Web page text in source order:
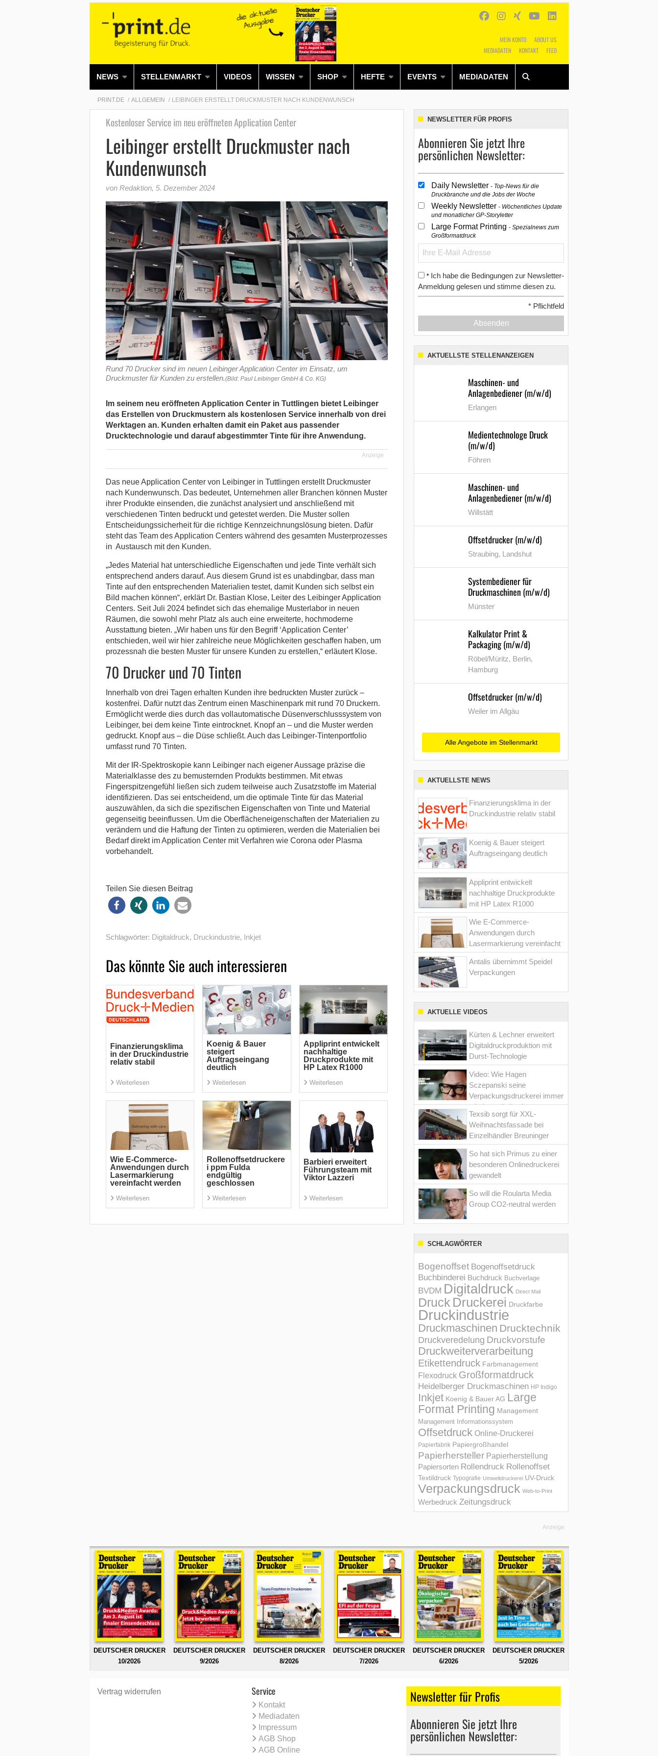
MEIN KONTO
ABOUT US
MEDIADATEN
KONTAKT FEED
NEWS STELLENMARKT VIDEOS WISSEN SHOP HEFTE EVENTS MEDIADATEN
Alles Shop SUCHEN
PRINT.DE ALLGEMEIN LEIBINGER ERSTELLT DRUCKMUSTER NACH KUNDENWUNSCH
Kostenloser Service im neu eröffneten Application Center
Leibinger erstellt Druckmuster nach
Kundenwunsch
von Redaktion, 5. Dezember 2024
Rund 70 Drucker sind im neuen Leibinger Application Center im Einsatz, um
Druckmuster für Kunden zu erstellen.(Bild: Paul Leibinger GmbH & Co. KG)
Im seinem neu eröffneten Application Center in Tuttlingen bietet Leibinger
das Erstellen von Druckmustern als kostenlosen Service innerhalb von drei
Werktagen an. Kunden erhalten damit ein Paket aus passender
Drucktechnologie und darauf abgestimmter Tinte für ihre Anwendung.
Anzeige
Das neue Application Center von Leibinger in Tuttlingen erstellt Druckmuster
nach Kundenwunsch. Das bedeutet, Unternehmen aller Branchen können Muster
ihrer Produkte einsenden, die zunächst analysiert und anschließend mit
verschiedenen Tinten bedruckt und getestet werden. Die Muster sollen
Entscheidungssicherheit für die richtige Kennzeichnungslösung bieten. Dafür
steht das Team des Application Centers während des gesamten Musterprozesses
in Austausch mit den Kunden.
„Jedes Material hat unterschiedliche Eigenschaften und jede Tinte verhält sich
entsprechend anders darauf. Aus diesem Grund ist es unabdingbar, dass man
Tinte auf den entsprechenden Materialien testet, damit Kunden sich selbst ein
Bild machen können“, erklärt Dr. Bastian Klose, Leiter des Leibinger Application
Centers. Seit Juli 2024 befindet sich das ehemalige Musterlabor in neuen
Räumen, die sowohl mehr Platz als auch eine erweiterte, hochmoderne
Ausstattung bieten. „Wir haben uns für den Begriff ‘Application Center’
entschieden, weil wir hier zahlreiche neue Möglichkeiten geschaffen haben, um
prozessnah die besten Muster für unsere Kunden zu erstellen,“ erläutert Klose.
70 Drucker und 70 Tinten
Innerhalb von drei Tagen erhalten Kunden ihre bedruckten Muster zurück –
kostenfrei. Dafür nutzt das Zentrum einen Maschinenpark mit rund 70 Druckern.
Ermöglicht werde dies durch das vollautomatische Düsenverschlusssystem von
Leibinger, bei dem keine Tinte eintrocknet. Knopf an – und die Muster werden
gedruckt. Knopf aus – die Düse schließt. Auch das Leibinger-Tintenportfolio
umfasst rund 70 Tinten.
Mit der IR-Spektroskopie kann Leibinger nach eigener Aussage präzise die
Materialklasse des zu bemusternden Produkts bestimmen. Mit etwas
Fingerspitzengefühl ließen sich zudem teilweise auch Zusatzstoffe im Material
identifizieren. Das sei entscheidend, um die optimale Tinte für das Material
auszuwählen, da sich die spezifischen Eigenschaften von Tinte und Material
gegenseitig beeinflussen. Um die Oberflächeneigenschaften der Materialien zu
verändern und die Haftung der Tinten zu optimieren, werden die Materialien bei
Bedarf direkt im Application Center mit Verfahren wie Corona oder Plasma
vorbehandelt.
Teilen Sie diesen Beitrag
Schlagwörter: Digitaldruck, Druckindustrie, Inkjet
Das könnte Sie auch interessieren
Finanzierungsklima
in der Druckindustrie
relativ stabil
Weiterlesen
Koenig & Bauer
steigert
Auftragseingang
deutlich
Weiterlesen
Appliprint entwickelt
nachhaltige
Druckprodukte mit
HP Latex R1000
Weiterlesen
Wie E-Commerce-
Anwendungen durch
Lasermarkierung
vereinfacht werden
Weiterlesen
Rollenoffsetdruckere
i ppm Fulda
endgültig
geschlossen
Weiterlesen
Barbieri erweitert
Führungsteam mit
Viktor Lazzeri
Weiterlesen
NEWSLETTER FÜR PROFIS
Abonnieren Sie jetzt Ihre
persönlichen Newsletter:
Daily Newsletter Top-News für die
Druckbranche und die Jobs der Woche
Weekly Newsletter Wöchentliches Update
und monatlicher GP-Storyletter
Large Format Printing Spezialnews zum
Großformatdruck
* Ich habe die Bedingungen zur Newsletter-
Anmeldung gelesen und stimme diesen zu.
* Pflichtfeld
Absenden
AKTUELLSTE STELLENANZEIGEN
Maschinen- und
Anlagenbediener (m/w/d)
Erlangen
Medientechnologe Druck
(m/w/d)
Föhren
Maschinen- und
Anlagenbediener (m/w/d)
Willstätt
Offsetdrucker (m/w/d)
Straubing, Landshut
Systembediener für
Druckmaschinen (m/w/d)
Münster
Kalkulator Print &
Packaging (m/w/d)
Röbel/Müritz, Berlin,
Hamburg
Offsetdrucker (m/w/d)
Weiler im Allgäu
Alle Angebote im Stellenmarkt
AKTUELLSTE NEWS
Finanzierungsklima in der
Druckindustrie relativ stabil
Koenig & Bauer steigert
Auftragseingang deutlich
Appliprint entwickelt
nachhaltige Druckprodukte
mit HP Latex R1000
Wie E-Commerce-
Anwendungen durch
Lasermarkierung vereinfacht
werden
Antalis übernimmt Speidel
Verpackungen
AKTUELLE VIDEOS
Kürten & Lechner erweitert
Digitaldruckproduktion mit
Durst-Technologie
Video: Wie Hagen
Sczepanski seine
Verpackungsdruckerei immer
wieder optimiert hat
Texsib sorgt für XXL-
Weihnachtsfassade bei
Einzelhändler Breuninger
So hat sich Primus zu einer
besonderen Onlinedruckerei
gewandelt
So will die Roularta Media
Group CO2-neutral werden
SCHLAGWÖRTER
Bogenoffset Bogenoffsetdruck
Buchbinderei Buchdruck Buchverlage
BVDM Digitaldruck Direct Mail
Druck Druckerei Druckfarbe
Druckindustrie
Druckmaschinen Drucktechnik
Druckveredelung Druckvorstufe
Druckweiterverarbeitung
Etikettendruck Farbmanagement
Flexodruck Großformatdruck
Heidelberger Druckmaschinen HP Indigo
Inkjet Koenig & Bauer AG Large
Format Printing Management
Management Informations­system
Offsetdruck Online-Druckerei
Papierfabrik Papiergroßhandel
Papierhersteller Papierherstellung
Papiersorten Rollendruck Rollenoffset
Textildruck Typografie Umweltdruckerei UV-Druck
Verpackungsdruck Web-to-Print
Werbedruck Zeitungsdruck
Anzeige
DEUTSCHER DRUCKER
10/2026
DEUTSCHER DRUCKER
9/2026
DEUTSCHER DRUCKER
8/2026
DEUTSCHER DRUCKER
7/2026
DEUTSCHER DRUCKER
6/2026
DEUTSCHER DRUCKER
5/2026
Vertrag widerrufen Service
Kontakt
Mediadaten
Impressum
AGB Shop
AGB Online
Newsletter für Profis
Abonnieren Sie jetzt Ihre
persönlichen Newsletter: